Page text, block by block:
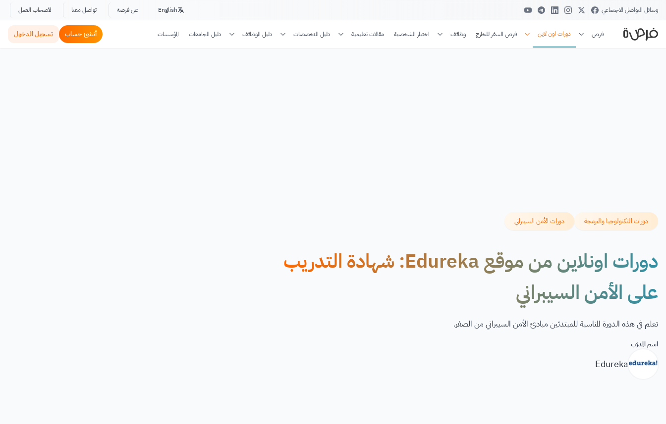
وسائل التواصل الاجتماعي English عن فرصة تواصل معنا لأصحاب العمل
فرص دورات اون لاين فرص السفر للخارج وظائف اختبار الشخصية مقالات تعليمية دليل التخصصات دليل الوظائف دليل الجامعات المؤسسات أنشئ حساب تسجيل الدخول
دورات التكنولوجيا والبرمجة دورات الأمن السيبراني
دورات اونلاين من موقع Edureka: شهادة التدريب
على الأمن السيبراني
تعلم في هذه الدورة المناسبة للمبتدئين مبادئ الأمن السيبراني من الصفر.
اسم المدرّب
Edureka